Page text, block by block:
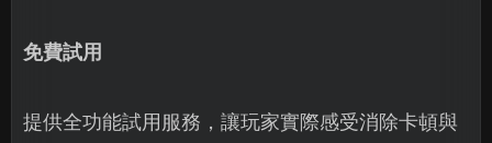
免費試用
提供全功能試用服務，讓玩家實際感受消除卡頓與